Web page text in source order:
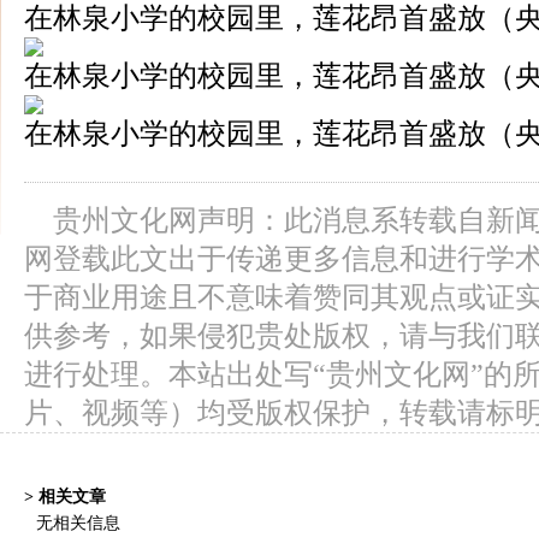
在林泉小学的校园里，莲花昂首盛放（
在林泉小学的校园里，莲花昂首盛放（
在林泉小学的校园里，莲花昂首盛放（
贵州文化网声明：此消息系转载自新
网登载此文出于传递更多信息和进行学
于商业用途且不意味着赞同其观点或证
供参考，如果侵犯贵处版权，请与我们
进行处理。本站出处写“贵州文化网”的
片、视频等）均受版权保护，转载请标
> 相关文章
无相关信息